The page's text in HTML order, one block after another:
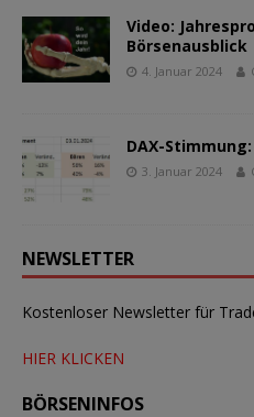
Video:
Börsenausblick
4. Januar 2024
DAX-
3. Januar 2024
NEWSLETTER
Kostenloser Newsletter für
HIER KLICKEN
BÖRSENINFOS